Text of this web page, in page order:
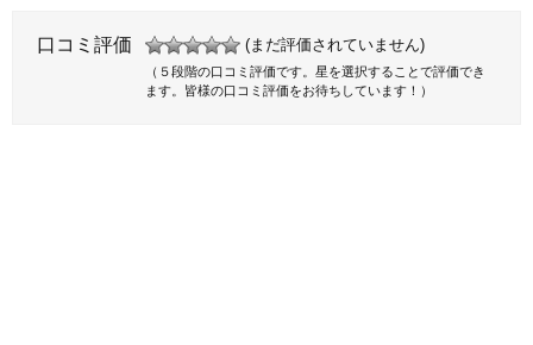
口コミ評価 (まだ評価されていません)
（５段階の口コミ評価です。星を選択することで評価でき
ます。皆様の口コミ評価をお待ちしています！）